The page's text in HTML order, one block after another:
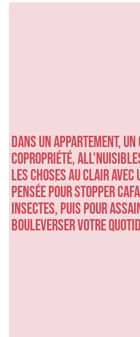
Dans un appartement, un
copropriété,
les choses au clair avec
pensée pour stopper
insectes, puis pour
bouleverser votre